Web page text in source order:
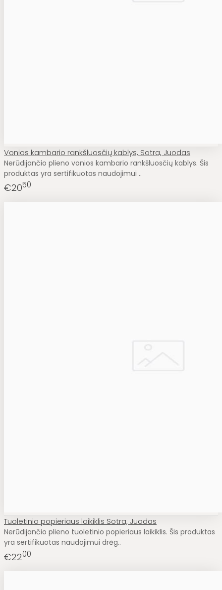
Vonios kambario rankšluosčių kablys, Sotra, Juodas
Nerūdijančio plieno vonios kambario rankšluosčių kablys. Šis
produktas yra sertifikuotas naudojimui ..
€2050
Tuoletinio popieriaus laikiklis Sotra, Juodas
Nerūdijančio plieno tuoletinio popieriaus laikiklis. Šis produktas
yra sertifikuotas naudojimui drėg..
€2200